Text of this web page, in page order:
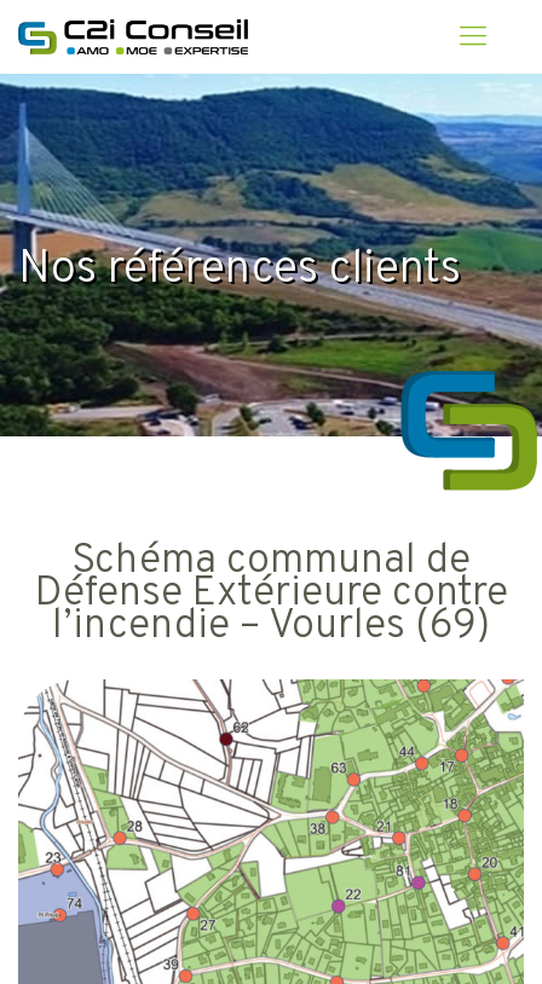
Nos références clients
Schéma communal de
Défense Extérieure contre
l’incendie – Vourles (69)